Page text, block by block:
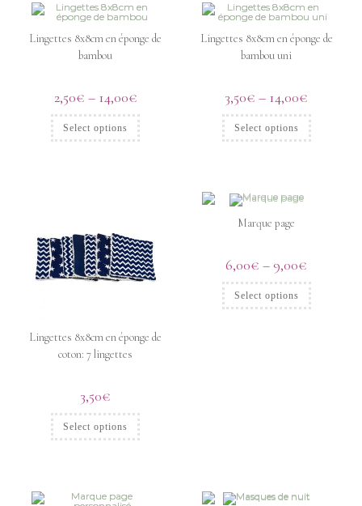
Lingettes 8x8cm en éponge de
bambou
2,50€ – 14,00€
Select options
Lingettes 8x8cm en éponge de
bambou uni
3,50€ – 14,00€
Select options
Lingettes 8x8cm en éponge de
coton: 7 lingettes
3,50€
Select options
Marque page
6,00€ –9,00€
Select options